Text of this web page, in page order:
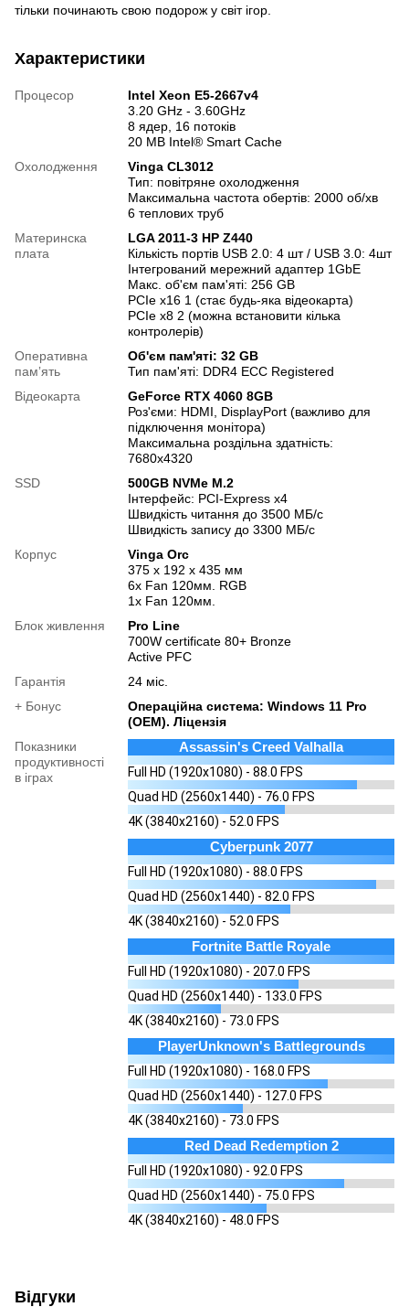
тільки починають свою подорож у світ ігор.
Характеристики
Процесор
Intel Xeon E5-2667v4
3.20 GHz - 3.60GHz
8 ядер, 16 потоків
20 MB Intel® Smart Cache
Охолодження
Vinga CL3012
Тип: повітряне охолодження
Максимальна частота обертів: 2000 об/хв
6 теплових труб
Материнска
плата
LGA 2011-3 HP Z440
Кількість портів USB 2.0: 4 шт / USB 3.0: 4шт
Інтегрований мережний адаптер 1GbE
Макс. об'єм пам'яті: 256 GB
PCIe x16 1 (стає будь-яка відеокарта)
PCIe x8 2 (можна встановити кілька
контролерів)
Оперативна
памʼять
Об'єм пам'яті: 32 GB
Тип пам'яті: DDR4 ECC Registered
Відеокарта
GeForce RTX 4060 8GB
Роз'єми: HDMI, DisplayPort (важливо для
підключення монітора)
Максимальна роздільна здатність:
7680x4320
SSD
500GB NVMe M.2
Інтерфейс: PCI-Express x4
Швидкість читання до 3500 МБ/с
Швидкість запису до 3300 МБ/с
Корпус
Vinga Orc
375 x 192 x 435 мм
6х Fan 120мм. RGB
1х Fan 120мм.
Блок живлення
Pro Line
700W certificate 80+ Bronze
Active PFC
Гарантія
24 міс.
+ Бонус
Операційна система: Windows 11 Pro
(OEM). Ліцензія
Показники
продуктивності
в іграх
Assassin's Creed Valhalla
Full HD (1920x1080) - 88.0 FPS
Quad HD (2560x1440) - 76.0 FPS
4K (3840x2160) - 52.0 FPS
Cyberpunk 2077
Full HD (1920x1080) - 88.0 FPS
Quad HD (2560x1440) - 82.0 FPS
4K (3840x2160) - 52.0 FPS
Fortnite Battle Royale
Full HD (1920x1080) - 207.0 FPS
Quad HD (2560x1440) - 133.0 FPS
4K (3840x2160) - 73.0 FPS
PlayerUnknown's Battlegrounds
Full HD (1920x1080) - 168.0 FPS
Quad HD (2560x1440) - 127.0 FPS
4K (3840x2160) - 73.0 FPS
Red Dead Redemption 2
Full HD (1920x1080) - 92.0 FPS
Quad HD (2560x1440) - 75.0 FPS
4K (3840x2160) - 48.0 FPS
Відгуки